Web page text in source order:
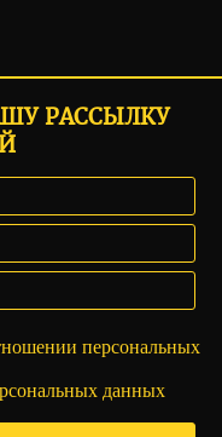
РАССЫЛКУ
персональных
данных